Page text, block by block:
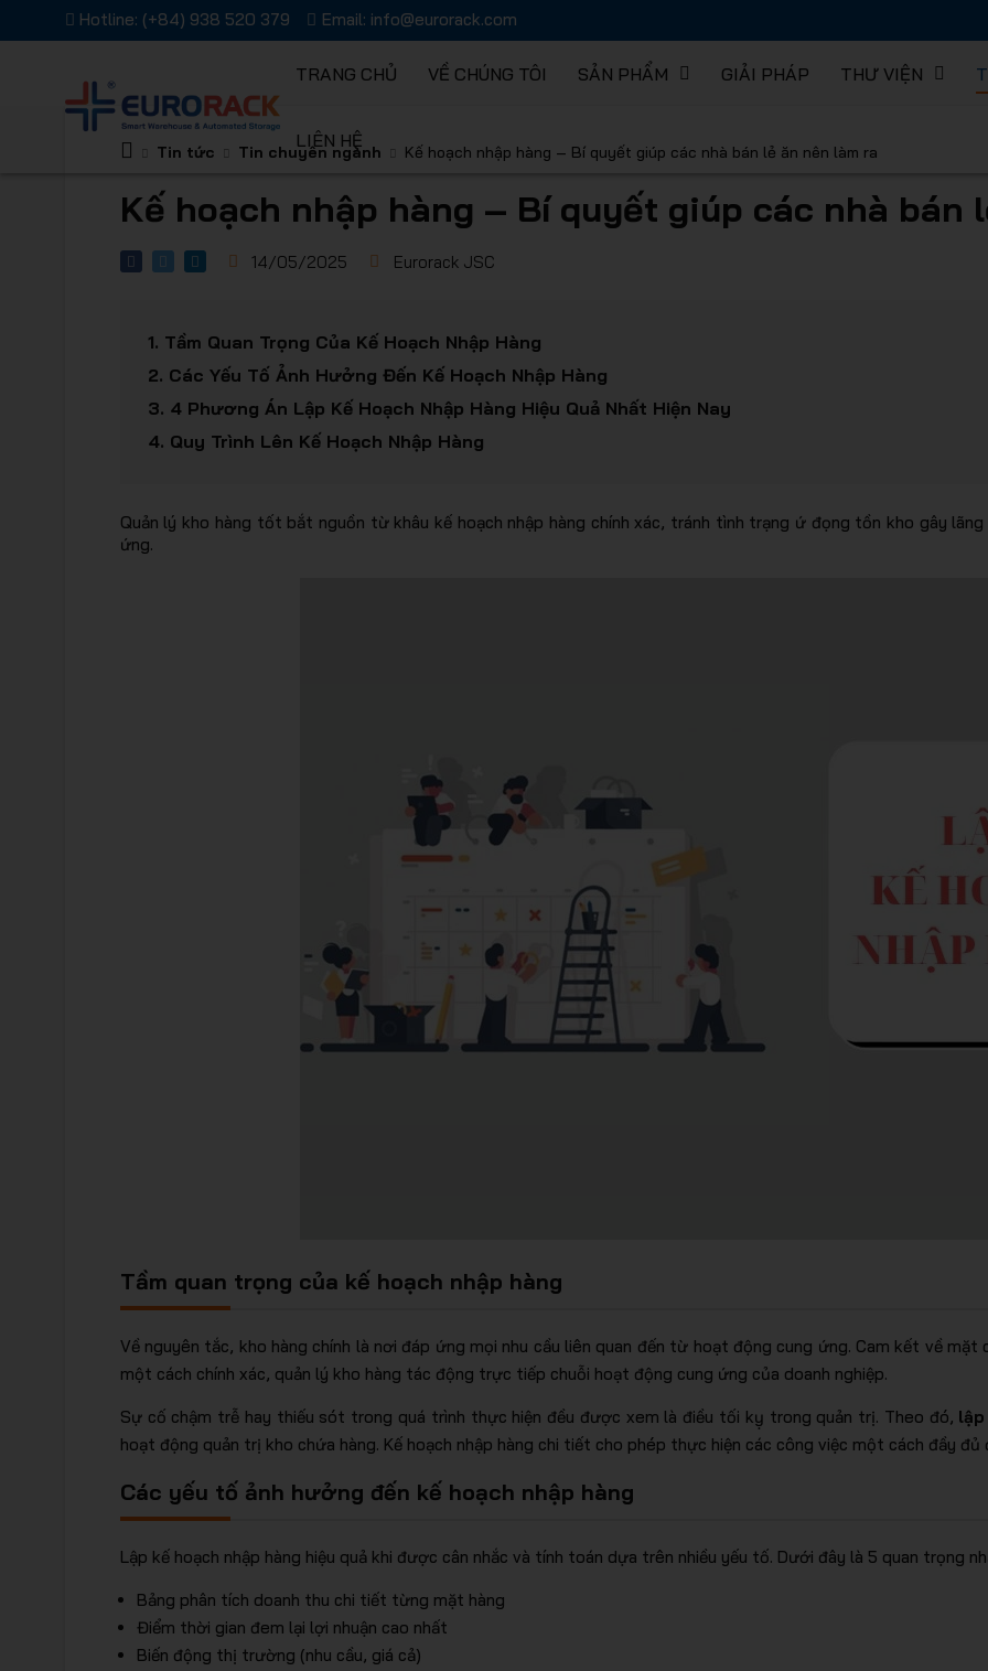
Hotline: (+84) 938 520 379 Email: info@eurorack.com
TRANG CHỦ VỀ CHÚNG TÔI SẢN PHẨM GIẢI PHÁP THƯ VIỆN
LIÊN HỆ
Kệ chứa hàng
Giải pháp lưu trữ
Tin tức Tin chuyên ngành Kế hoạch nhập hàng – Bí quyết giúp các nhà bán lẻ ăn nên làm ra
Kế hoạch nhập hàng – Bí quyết giúp các nhà bán
14/05/2025 Eurorack JSC
1. Tầm Quan Trọng Của Kế Hoạch Nhập Hàng
2. Các Yếu Tố Ảnh Hưởng Đến Kế Hoạch Nhập Hàng
3. 4 Phương Án Lập Kế Hoạch Nhập Hàng Hiệu Quả Nhất Hiện Nay
4. Quy Trình Lên Kế Hoạch Nhập Hàng
Quản lý kho hàng tốt bắt nguồn từ khâu kế hoạch nhập hàng chính xác, tránh tình trạng ứ đọng tồn kho gây
ứng.
Tầm quan trọng của kế hoạch nhập hàng
Về nguyên tắc, kho hàng chính là nơi đáp ứng mọi nhu cầu liên quan đến từ hoạt động cung ứng. Cam kết về
một cách chính xác, quản lý kho hàng tác động trực tiếp chuỗi hoạt động cung ứng của doanh nghiệp.
Sự cố chậm trễ hay thiếu sót trong quá trình thực hiện đều được xem là điều tối kỵ trong quản trị. Theo đó, lập
hoạt động quản trị kho chứa hàng. Kế hoạch nhập hàng chi tiết cho phép thực hiện các công việc một cách đầy đủ
Các yếu tố ảnh hưởng đến kế hoạch nhập hàng
Lập kế hoạch nhập hàng hiệu quả khi được cân nhắc và tính toán dựa trên nhiều yếu tố. Dưới đây là 5 quan trọng
Bảng phân tích doanh thu chi tiết từng mặt hàng
Điểm thời gian đem lại lợi nhuận cao nhất
Biến động thị trường (nhu cầu, giá cả)